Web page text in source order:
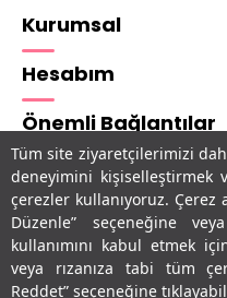
Tüm site ziyaretçilerimizi
deneyimini kişiselleştirmek
çerezler kullanıyoruz. Çerez
Düzenle” seçeneğine
kullanımını kabul etmek
veya rızanıza tabi tüm
Reddet” seçeneğine
Kurumsal
Hesabım
Önemli Bağlantılar
Adres & İletişim
Uygulamalarımız